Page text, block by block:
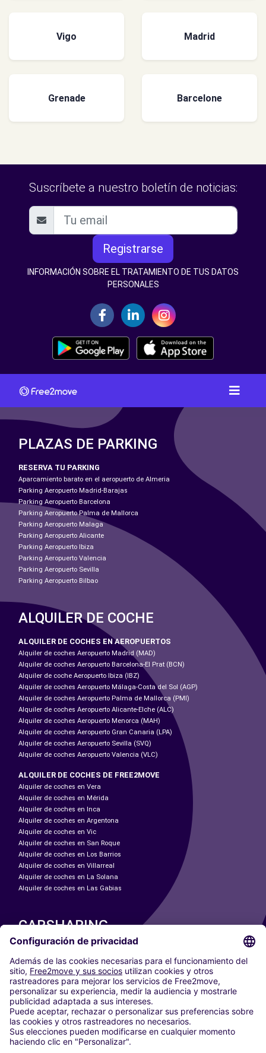
Vigo Madrid
Grenade Barcelone
Suscríbete a nuestro boletín de noticias:
Registrarse
INFORMACIÓN SOBRE EL TRATAMIENTO DE TUS DATOS
PERSONALES
PLAZAS DE PARKING
RESERVA TU PARKING
Aparcamiento barato en el aeropuerto de Almeria
Parking Aeropuerto Madrid-Barajas
Parking Aeropuerto Barcelona
Parking Aeropuerto Palma de Mallorca
Parking Aeropuerto Malaga
Parking Aeropuerto Alicante
Parking Aeropuerto Ibiza
Parking Aeropuerto Valencia
Parking Aeropuerto Sevilla
Parking Aeropuerto Bilbao
ALQUILER DE COCHE
ALQUILER DE COCHES EN AEROPUERTOS
Alquiler de coches Aeropuerto Madrid (MAD)
Alquiler de coches Aeropuerto Barcelona-El Prat (BCN)
Alquiler de coche Aeropuerto Ibiza (IBZ)
Alquiler de coches Aeropuerto Málaga-Costa del Sol (AGP)
Alquiler de coches Aeropuerto Palma de Mallorca (PMI)
Alquiler de coches Aeropuerto Alicante-Elche (ALC)
Alquiler de coches Aeropuerto Menorca (MAH)
Alquiler de coches Aeropuerto Gran Canaria (LPA)
Alquiler de coches Aeropuerto Sevilla (SVQ)
Alquiler de coches Aeropuerto Valencia (VLC)
ALQUILER DE COCHES DE FREE2MOVE
Alquiler de coches en Vera
Alquiler de coches en Mérida
Alquiler de coches en Inca
Alquiler de coches en Argentona
Alquiler de coches en Vic
Alquiler de coches en San Roque
Alquiler de coches en Los Barrios
Alquiler de coches en Villarreal
Alquiler de coches en La Solana
Alquiler de coches en Las Gabias
CARSHARING
NUESTRAS CIUDADES
Paris
Madrid
Washington DC
Milán
Roma
Turín
Viena
Berlín